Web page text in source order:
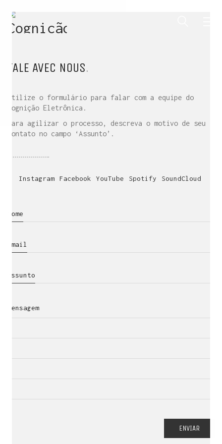
FALE AVEC NOUS.
Utilize o formulário para falar com a equipe do
Cognição Eletrônica.
Para agilizar o processo, descreva o motivo de seu
contato no campo ‘Assunto’.
Instagram Facebook YouTube Spotify SoundCloud
Nome
Email
Assunto
Mensagem
ENVIAR
E receba códigos promocionais para festas, free